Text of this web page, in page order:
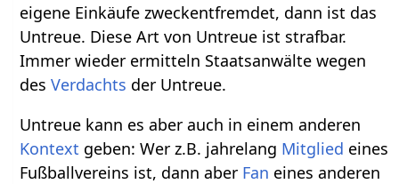
eigene Einkäufe zweckentfremdet, dann ist das
Untreue. Diese Art von Untreue ist strafbar.
Immer wieder ermitteln Staatsanwälte wegen
desVerdachts der Untreue.
Untreue kann es aber auch in einem anderen
Kontext geben: Wer z.B. jahrelang Mitglied eines
Fußballvereins ist, dann aber Fan eines anderen